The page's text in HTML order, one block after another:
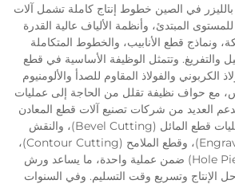
في الصين خطوط إنتاج كاملة تشمل آلات
المبتدئ، وأنظمة الألياف عالية القدرة
ونماذج قطع الأنابيب، والخطوط المتكاملة
والتفريغ. وتتمثل الوظيفة الأساسية في قطع
الكربوني والفولاذ المقاوم للصدأ والألومنيوم
مع حواف نظيفة تقلل من الحاجة إلى عمليات
العديد من شركات تصنيع آلات قطع المعادن
بالليزر في الصين عمليات قطع المائل (Bevel Cutting)، والنقش
التعريفي (Engraving Marks)، وقطع الملامح (Contour Cutting)،
وثقب الثقوب (Hole Piercing) ضمن عملية واحدة، ما يساعد ورش
الإنتاج وتسريع وقت التسليم. وفي السنوات